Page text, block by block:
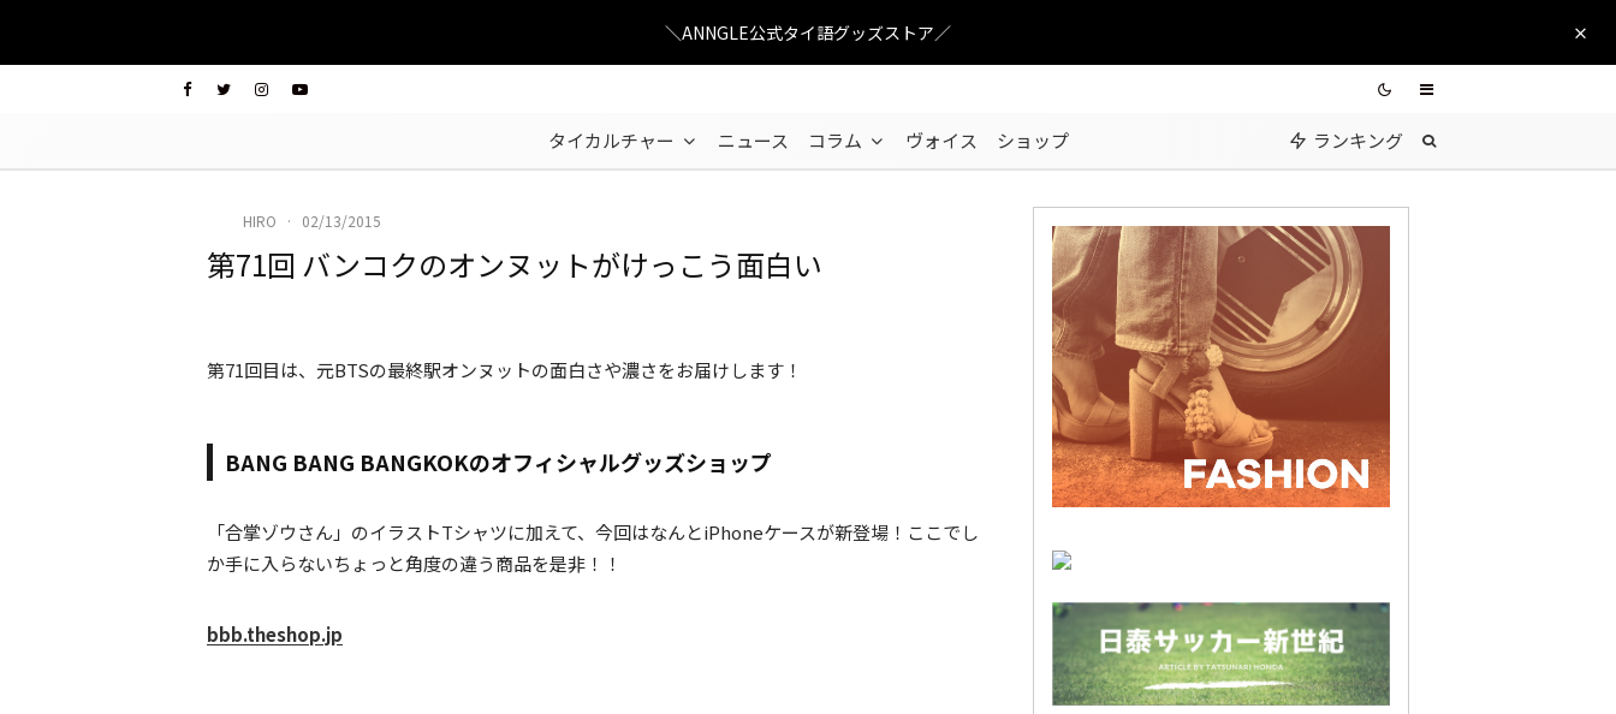
＼ANNGLE公式タイ語グッズストア／
タイカルチャー ニュース コラム ヴォイス ショップ ランキング
HIRO · 02/13/2015
第71回 バンコクのオンヌットがけっこう面白い
第71回目は、元BTSの最終駅オンヌットの面白さや濃さをお届けします！
BANG BANG BANGKOKのオフィシャルグッズショップ
「合掌ゾウさん」のイラストTシャツに加えて、今回はなんとiPhoneケースが新登場！ここでし
か手に入らないちょっと角度の違う商品を是非！！
bbb.theshop.jp